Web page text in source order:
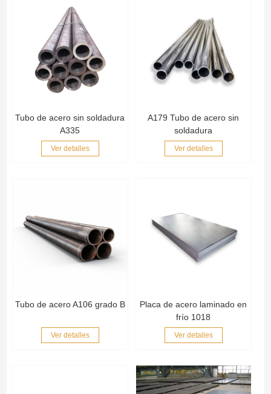
Tubo de acero sin soldadura
A335
Ver detalles
A179 Tubo de acero sin
soldadura
Ver detalles
Tubo de acero A106 grado B
Ver detalles
Placa de acero laminado en
frío 1018
Ver detalles